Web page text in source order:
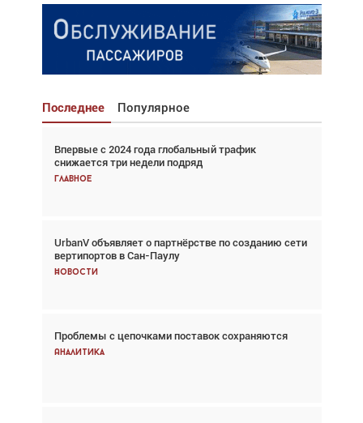
Последнее Популярное
Впервые с 2024 года глобальный трафик
снижается три недели подряд
Главное
UrbanV объявляет о партнёрстве по созданию сети
вертипортов в Сан-Паулу
Новости
Проблемы с цепочками поставок сохраняются
Аналитика
Взгляд с высоты: тандем вертолётов и БПЛА в
спасательных операциях
Главное
Авиационный фотограф Дэйв Кох: «Фотография
говорит сама за себя... а ИИ всё портит»
Новости
Впервые с 2024 года глобальный трафик
снижается три недели подряд